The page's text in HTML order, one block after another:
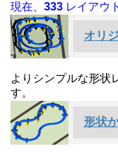
現在、 333 レイアウ
オリ
よりシンプルな形状
す。
形状